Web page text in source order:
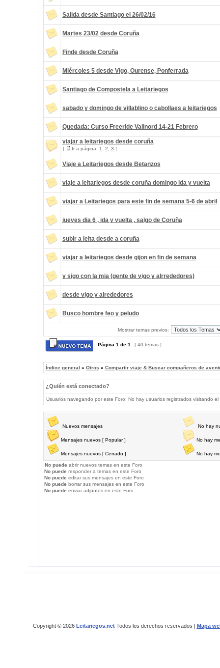
Salida desde Santiago el 26/02/16
Martes 23/02 desde Coruña
Finde desde Coruña
Miércoles 5 desde Vigo, Ourense, Ponferrada
Santiago de Compostela a Leitariegos
sabado y domingo de villablino o cabollaes a leitariegos
Quedada: Curso Freeride Vallnord 14-21 Febrero
viajar a leitariegos desde coruña
[ Ir a página: 1 2 3 ]
Viaje a Leitariegos desde Betanzos
viaje a leitariegos desde coruña domingo ida y vuelta
viajar a Leitariegos para este fin de semana 5-6 de abril
jueves dia 6 , ida y vuelta , salgo de Coruña
subir a leita desde a coruña
viajar a leitariegos desde gijon en fin de semana
y sigo con la mia (gente de vigo y alrrededores)
desde vigo y alrededores
Busco hombre feo y peludo
Mostrar temas previos:
Página 1 de 1 [ 40 temas ]
Índice general » Otros » Compartir viaje & Buscar compañeros de
¿Quién está conectado?
Usuarios navegando por este Foro: No hay usuarios registrados visitando
Nuevos mensajes
Mensajes nuevos [ Popular ]
Mensajes nuevos [ Cerrado ]
No hay
No hay
No hay
No puede abrir nuevos temas en este Foro
No puede responder a temas en este Foro
No puede editar sus mensajes en este Foro
No puede borrar sus mensajes en este Foro
No puede enviar adjuntos en este Foro
Copyright © 2026 Leitariegos.netTodos los derechos reservados | Mapa